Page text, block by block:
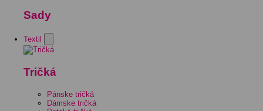
Sady
Textil
Tričká
Pánske tričká
Dámske tričká